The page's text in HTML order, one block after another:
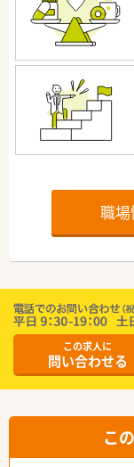
職
この求人に
問い合わせる
こ